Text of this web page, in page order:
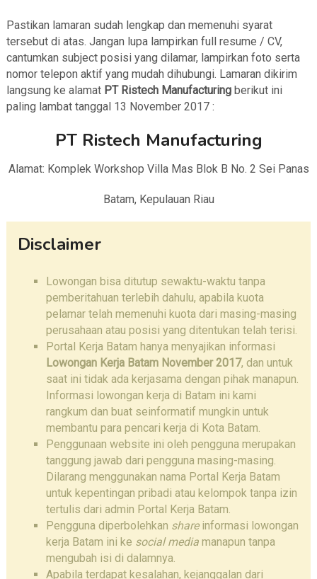
Pastikan lamaran sudah lengkap dan memenuhi syarat
tersebut di atas. Jangan lupa lampirkan full resume / CV,
cantumkan subject posisi yang dilamar, lampirkan foto serta
nomor telepon aktif yang mudah dihubungi. Lamaran dikirim
langsung ke alamat PT Ristech Manufacturing berikut ini
paling lambat tanggal 13 November 2017 :
PT Ristech Manufacturing
Alamat: Komplek Workshop Villa Mas Blok B No. 2 Sei Panas
Batam, Kepulauan Riau
Disclaimer
Lowongan bisa ditutup sewaktu-waktu tanpa
pemberitahuan terlebih dahulu, apabila kuota
pelamar telah memenuhi kuota dari masing-masing
perusahaan atau posisi yang ditentukan telah terisi.
Portal Kerja Batam hanya menyajikan informasi
Lowongan Kerja Batam November 2017, dan untuk
saat ini tidak ada kerjasama dengan pihak manapun.
Informasi lowongan kerja di Batam ini kami
rangkum dan buat seinformatif mungkin untuk
membantu para pencari kerja di Kota Batam.
Penggunaan website ini oleh pengguna merupakan
tanggung jawab dari pengguna masing-masing.
Dilarang menggunakan nama Portal Kerja Batam
untuk kepentingan pribadi atau kelompok tanpa izin
tertulis dari admin Portal Kerja Batam.
Pengguna diperbolehkan shareinformasi lowongan
kerja Batam ini ke social mediamanapun tanpa
mengubah isi di dalamnya.
Apabila terdapat kesalahan, kejanggalan dari